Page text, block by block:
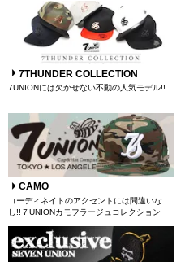
7THUNDER COLLECTION
7UNIONには欠かせない不動の人気モデル!!
CAMO
コーディネイトのアクセントには間違いな
し!!７UNIONカモフラージュコレクション